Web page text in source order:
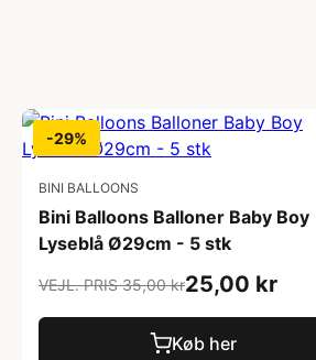
-29%
BINI BALLOONS
Bini Balloons Balloner Baby Boy
Lyseblå Ø29cm - 5 stk
VEJL. PRIS 35,00 kr25,00 kr
Køb her